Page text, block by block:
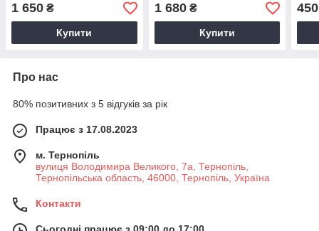
1 650 ₴
Купити
1 680₴
Купити
450
Про нас
80% позитивних з 5 відгуків за рік
Працює з 17.08.2023
м. Тернопіль
вулиця Володимира Великого, 7а, Тернопіль,
Тернопільська область, 46000, Тернопіль, Україна
Контакти